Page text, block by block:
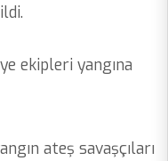
ekipleri yangına
ateş savaşçıları